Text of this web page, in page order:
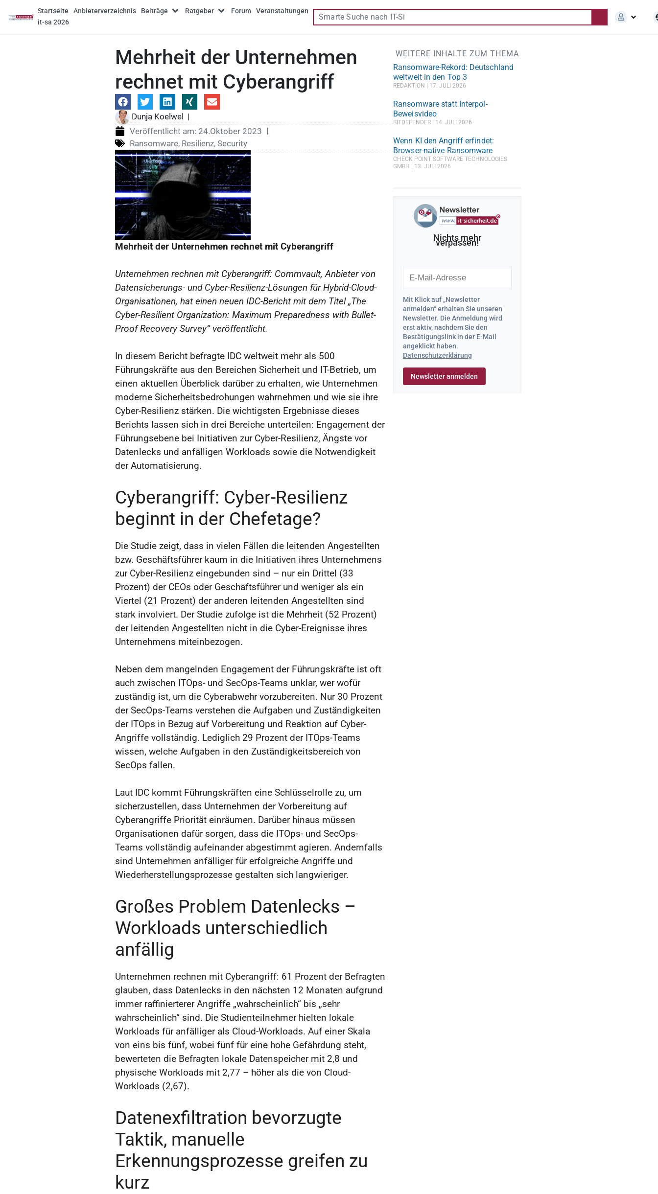
Startseite Anbieterverzeichnis Beiträge Ratgeber Forum
Veranstaltungen
it-sa 2026
Mehrheit der Unternehmen
rechnet mit Cyberangriff
Dunja Koelwel
|
Veröffentlicht am: 24.Oktober 2023
Ransomware, Resilienz,Security
Mehrheit der Unternehmen rechnet mit Cyberangriff
Unternehmen rechnen mit Cyberangriff: Commvault, Anbieter von
Datensicherungs- und Cyber-Resilienz-Lösungen für Hybrid-Cloud-
Organisationen, hat einen neuen IDC-Bericht mit dem Titel „The
Cyber-Resilient Organization: Maximum Preparedness with Bullet-
Proof Recovery Survey“ veröffentlicht.
In diesem Bericht befragte IDC weltweit mehr als 500
Führungskräfte aus den Bereichen Sicherheit und IT-Betrieb, um
einen aktuellen Überblick darüber zu erhalten, wie Unternehmen
moderne Sicherheitsbedrohungen wahrnehmen und wie sie ihre
Cyber-Resilienz stärken. Die wichtigsten Ergebnisse dieses
Berichts lassen sich in drei Bereiche unterteilen: Engagement der
Führungsebene bei Initiativen zur Cyber-Resilienz, Ängste vor
Datenlecks und anfälligen Workloads sowie die Notwendigkeit
der Automatisierung.
Cyberangriff: Cyber-Resilienz
beginnt in der Chefetage?
Die Studie zeigt, dass in vielen Fällen die leitenden Angestellten
bzw. Geschäftsführer kaum in die Initiativen ihres Unternehmens
zur Cyber-Resilienz eingebunden sind – nur ein Drittel (33
Prozent) der CEOs oder Geschäftsführer und weniger als ein
Viertel (21 Prozent) der anderen leitenden Angestellten sind
stark involviert. Der Studie zufolge ist die Mehrheit (52 Prozent)
der leitenden Angestellten nicht in die Cyber-Ereignisse ihres
Unternehmens miteinbezogen.
Neben dem mangelnden Engagement der Führungskräfte ist oft
auch zwischen ITOps- und SecOps-Teams unklar, wer wofür
zuständig ist, um die Cyberabwehr vorzubereiten. Nur 30 Prozent
der SecOps-Teams verstehen die Aufgaben und Zuständigkeiten
der ITOps in Bezug auf Vorbereitung und Reaktion auf Cyber-
Angriffe vollständig. Lediglich 29 Prozent der ITOps-Teams
wissen, welche Aufgaben in den Zuständigkeitsbereich von
SecOps fallen.
Laut IDC kommt Führungskräften eine Schlüsselrolle zu, um
sicherzustellen, dass Unternehmen der Vorbereitung auf
Cyberangriffe Priorität einräumen. Darüber hinaus müssen
Organisationen dafür sorgen, dass die ITOps- und SecOps-
Teams vollständig aufeinander abgestimmt agieren. Andernfalls
sind Unternehmen anfälliger für erfolgreiche Angriffe und
Wiederherstellungsprozesse gestalten sich langwieriger.
Großes Problem Datenlecks –
Workloads unterschiedlich
anfällig
Unternehmen rechnen mit Cyberangriff: 61 Prozent der Befragten
glauben, dass Datenlecks in den nächsten 12 Monaten aufgrund
immer raffinierterer Angriffe „wahrscheinlich“ bis „sehr
wahrscheinlich“ sind. Die Studienteilnehmer hielten lokale
Workloads für anfälliger als Cloud-Workloads. Auf einer Skala
von eins bis fünf, wobei fünf für eine hohe Gefährdung steht,
bewerteten die Befragten lokale Datenspeicher mit 2,8 und
physische Workloads mit 2,77 – höher als die von Cloud-
Workloads (2,67).
Datenexfiltration bevorzugte
Taktik, manuelle
Erkennungsprozesse greifen zu
kurz
WEITERE INHALTE ZUM THEMA
Ransomware-Rekord: Deutschland
weltweit in den Top 3
REDAKTION 17. JULI 2026
Ransomware statt Interpol-
Beweisvideo
BITDEFENDER 14. JULI 2026
Wenn KI den Angriff erfindet:
Browser-native Ransomware
CHECK POINT SOFTWARE TECHNOLOGIES
GMBH
13. JULI 2026
Nichts mehr
verpassen!
Mit Klick auf „Newsletter
anmelden“ erhalten Sie unseren
Newsletter. Die Anmeldung wird
erst aktiv, nachdem Sie den
Bestätigungslink in der E-Mail
angeklickt haben.
Datenschutzerklärung